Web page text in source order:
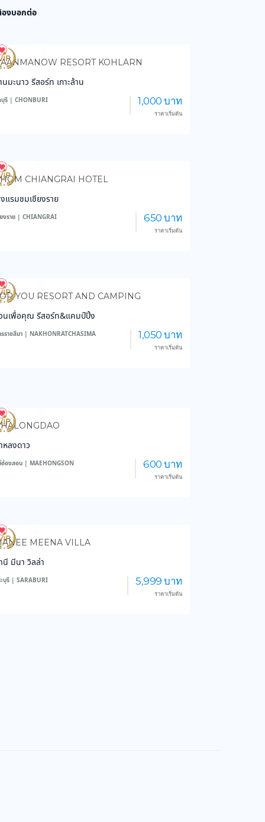
งบอกต่อ
4,089
RESORT KOHLARN
นมะนาว รีสอร์ท เกาะล้าน
รี | CHONBURI 1,000 บาท
ราคาเริ่มต้น
3,647
CHIANGRAI HOTEL
งแรมชมเชียงราย
งราย | CHIANGRAI 650 บาท
ราคาเริ่มต้น
4,319
YOU RESORT AND CAMPING
นเพื่อคุณ รีสอร์ท&แคมป์ปิ้ง
ราชสีมา | NAKHONRATCHASIMA 1,050 บาท
ราคาเริ่มต้น
6,321
หลงดาว
ฮ่องสอน | MAEHONGSON 600 บาท
ราคาเริ่มต้น
851
MEENA VILLA
นี มีนา วิลล่า
บุรี | SARABURI 5,999 บาท
ราคาเริ่มต้น